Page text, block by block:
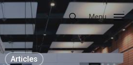
search
Menu
Articles
Menu